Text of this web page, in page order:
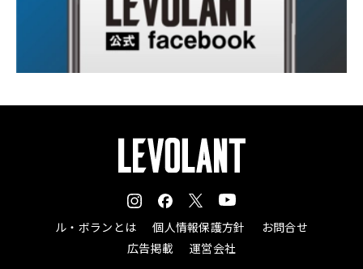
ル・ボランとは 個人情報保護方針
お問合せ
広告掲載
運営会社